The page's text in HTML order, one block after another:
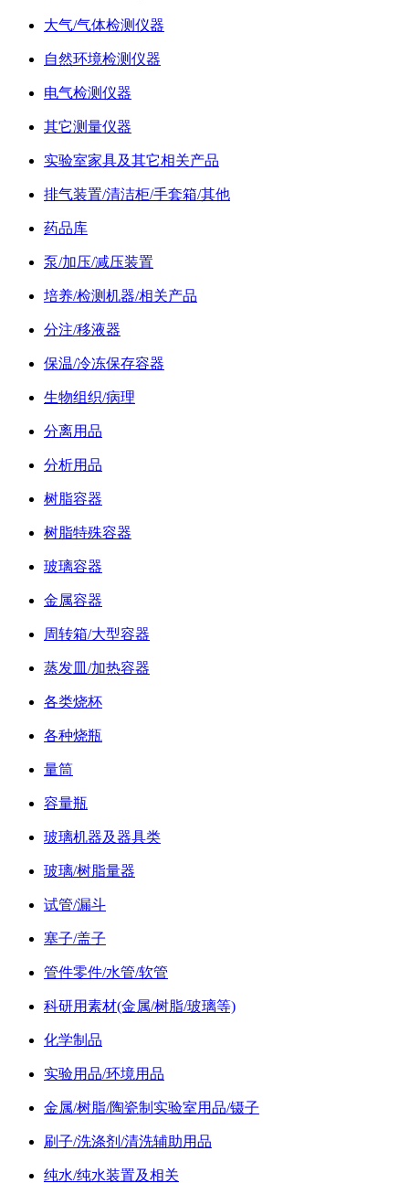
大气/气体检测仪器
自然环境检测仪器
电气检测仪器
其它测量仪器
实验室家具及其它相关产品
排气装置/清洁柜/手套箱/其他
药品库
泵/加压/减压装置
培养/检测机器/相关产品
分注/移液器
保温/冷冻保存容器
生物组织/病理
分离用品
分析用品
树脂容器
树脂特殊容器
玻璃容器
金属容器
周转箱/大型容器
蒸发皿/加热容器
各类烧杯
各种烧瓶
量筒
容量瓶
玻璃机器及器具类
玻璃/树脂量器
试管/漏斗
塞子/盖子
管件零件/水管/软管
科研用素材(金属/树脂/玻璃等)
化学制品
实验用品/环境用品
金属/树脂/陶瓷制实验室用品/镊子
刷子/洗涤剂/清洗辅助用品
纯水/纯水装置及相关